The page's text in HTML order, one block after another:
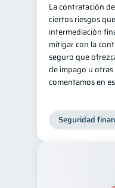
La contratación
ciertos riesgos
intermediación
mitigar con la
seguro que
de impago u
comentamos en
Seguridad